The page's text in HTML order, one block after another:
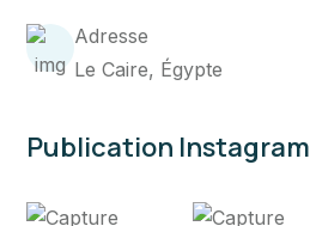
Adresse
Le Caire, Égypte
Publication Instagram